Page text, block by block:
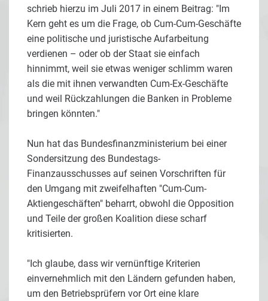
schrieb hierzu im Juli 2017 in einem Beitrag: "Im
Kern geht es um die Frage, ob Cum-Cum-Geschäfte
eine politische und juristische Aufarbeitung
verdienen – oder ob der Staat sie einfach
hinnimmt, weil sie etwas weniger schlimm waren
als die mit ihnen verwandten Cum-Ex-Geschäfte
und weil Rückzahlungen die Banken in Probleme
bringen könnten."
Nun hat das Bundesfinanzministerium bei einer
Sondersitzung des Bundestags-
Finanzausschusses auf seinen Vorschriften für
den Umgang mit zweifelhaften "Cum-Cum-
Aktiengeschäften" beharrt, obwohl die Opposition
und Teile der großen Koalition diese scharf
kritisierten.
"Ich glaube, dass wir vernünftige Kriterien
einvernehmlich mit den Ländern gefunden haben,
um den Betriebsprüfern vor Ort eine klare